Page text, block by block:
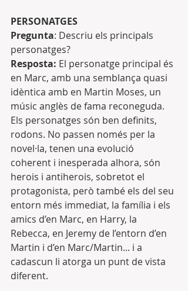
PERSONATGES
Pregunta: Descriu els principals
personatges?
Resposta: El personatge principal és
en Marc, amb una semblança quasi
idèntica amb en Martin Moses, un
músic anglès de fama reconeguda.
Els personatges són ben definits,
rodons. No passen només per la
novel·la, tenen una evolució
coherent i inesperada alhora, són
herois i antiherois, sobretot el
protagonista, però també els del seu
entorn més immediat, la família i els
amics d’en Marc, en Harry, la
Rebecca, en Jeremy de l’entorn d’en
Martin i d’en Marc/Martin... i a
cadascun li atorga un punt de vista
diferent.